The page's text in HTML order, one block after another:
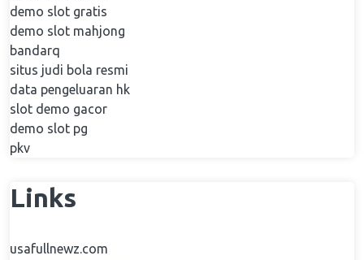
demo slot gratis
demo slot mahjong
bandarq
situs judi bola resmi
data pengeluaran hk
slot demo gacor
demo slot pg
pkv
Links
usafullnewz.com